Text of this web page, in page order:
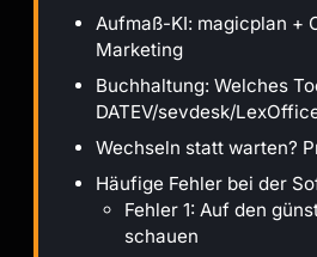
Aufmaß-KI: magicplan +
Marketing
Buchhaltung: Welches
DATEV/sevdesk/
Wechseln statt warten?
Häufige Fehler bei der
Fehler 1: Auf den
schauen